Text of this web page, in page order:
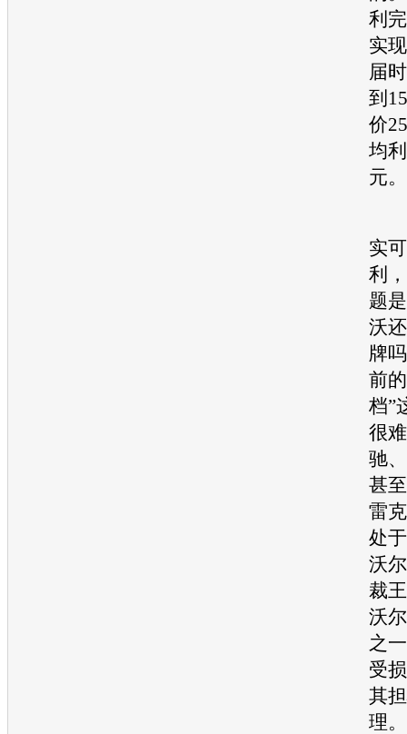
利
实
届
到
价
均
元。
实
利
题
沃
牌
前
档”
很
驰
甚
雷
处
沃
裁
沃
之
受
其